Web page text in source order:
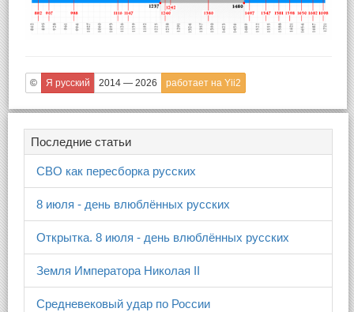
© Я русский 2014 — 2026 работает на Yii2
Последние статьи
СВО как пересборка русских
8 июля - день влюблённых русских
Открытка. 8 июля - день влюблённых русских
Земля Императора Николая II
Средневековый удар по России